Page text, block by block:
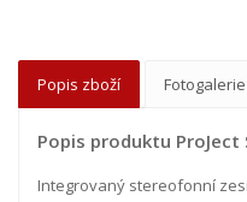
Popis zboží Fotogalerie
Popis produktu ProJect
Integrovaný stereofonní